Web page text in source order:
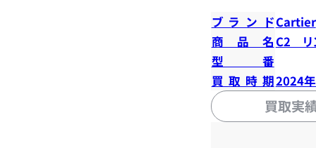
ブランドCartier
商品名 C2 リ
型番
買取時期2024
買取実